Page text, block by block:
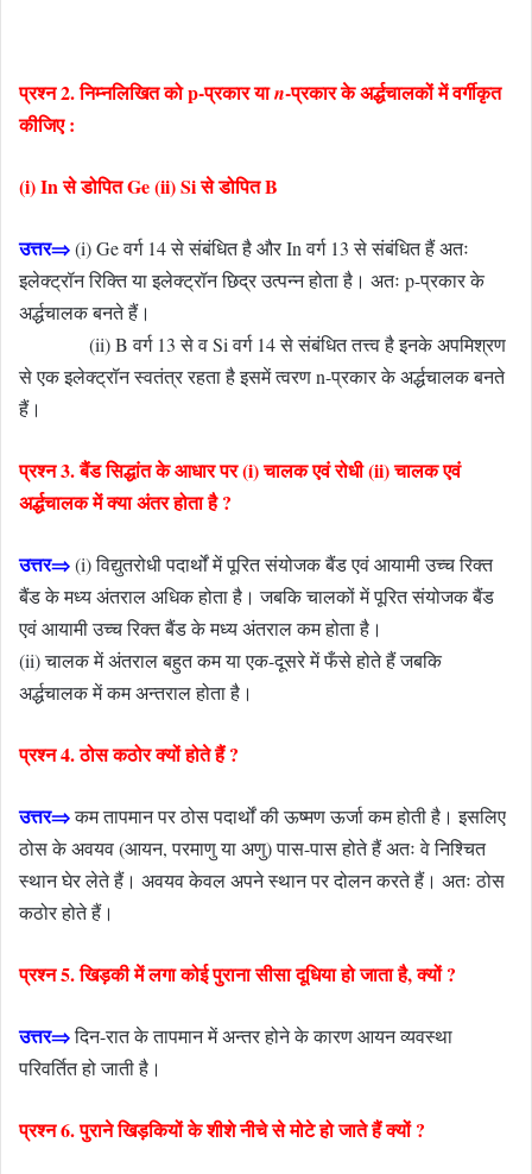
प्रश्न 2. निम्नलिखित को p-प्रकार याn-प्रकार के अर्द्धचालकों में वर्गीकृत
कीजिए :
(i) In से डोपित Ge (ii) Si से डोपित B
उत्तर⇒(i) Ge वर्ग 14 से संबंधित है और In वर्ग 13 से संबंधित हैं अतः
इलेक्ट्रॉन रिक्ति या इलेक्ट्रॉन छिद्र उत्पन्न होता है। अतः p-प्रकार के
अर्द्धचालक बनते हैं।
(ii) B वर्ग 13 से व Si वर्ग 14 से संबंधित तत्त्व है इनके अपमिश्रण
से एक इलेक्ट्रॉन स्वतंत्र रहता है इसमें त्वरण n-प्रकार के अर्द्धचालक बनते
हैं।
प्रश्न 3. बैंड सिद्धांत के आधार पर (i) चालक एवं रोधी (ii) चालक एवं
अर्द्धचालक में क्या अंतर होता है ?
उत्तर⇒(i) विद्युतरोधी पदार्थों में पूरित संयोजक बैंड एवं आयामी उच्च रिक्त
बैंड के मध्य अंतराल अधिक होता है। जबकि चालकों में पूरित संयोजक बैंड
एवं आयामी उच्च रिक्त बैंड के मध्य अंतराल कम होता है।
(ii) चालक में अंतराल बहुत कम या एक-दूसरे में फँसे होते हैं जबकि
अर्द्धचालक में कम अन्तराल होता है।
प्रश्न 4. ठोस कठोर क्यों होते हैं ?
उत्तर⇒कम तापमान पर ठोस पदार्थों की ऊष्मण ऊर्जा कम होती है। इसलिए
ठोस के अवयव (आयन, परमाणु या अणु) पास-पास होते हैं अतः वे निश्चित
स्थान घेर लेते हैं। अवयव केवल अपने स्थान पर दोलन करते हैं। अतः ठोस
कठोर होते हैं।
प्रश्न 5. खिड़की में लगा कोई पुराना सीसा दूधिया हो जाता है, क्यों ?
उत्तर⇒दिन-रात के तापमान में अन्तर होने के कारण आयन व्यवस्था
परिवर्तित हो जाती है।
प्रश्न 6. पुराने खिड़कियों के शीशे नीचे से मोटे हो जाते हैं क्यों ?